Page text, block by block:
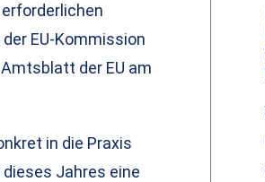
EU-Kommission
der EU am
in die Praxis
Jahres eine